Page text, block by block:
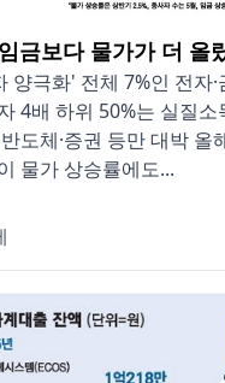
금보다 물가가 더 올
양극화' 전체 7%인 전자·
4배 하위 50%는 실질소
도체·증권 등만 대박 올
물가 상승률에도...